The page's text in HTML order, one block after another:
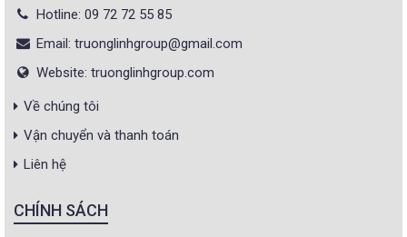
Hotline: 09 72 72 55 85
Email: truonglinhgroup@gmail.com
Website: truonglinhgroup.com
Về chúng tôi
Vận chuyển và thanh toán
Liên hệ
CHÍNH SÁCH